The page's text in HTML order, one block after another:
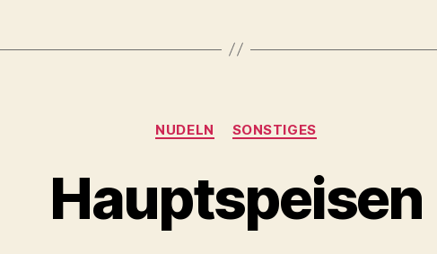
Kategorien
NUDELN SONSTIGES
Hauptspeisen